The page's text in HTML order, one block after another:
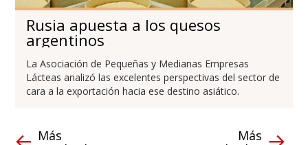
Rusia apuesta a los quesos
argentinos
La Asociación de Pequeñas y Medianas Empresas
Lácteas analizó las excelentes perspectivas del sector de
cara a la exportación hacia ese destino asiático.
Más
Más